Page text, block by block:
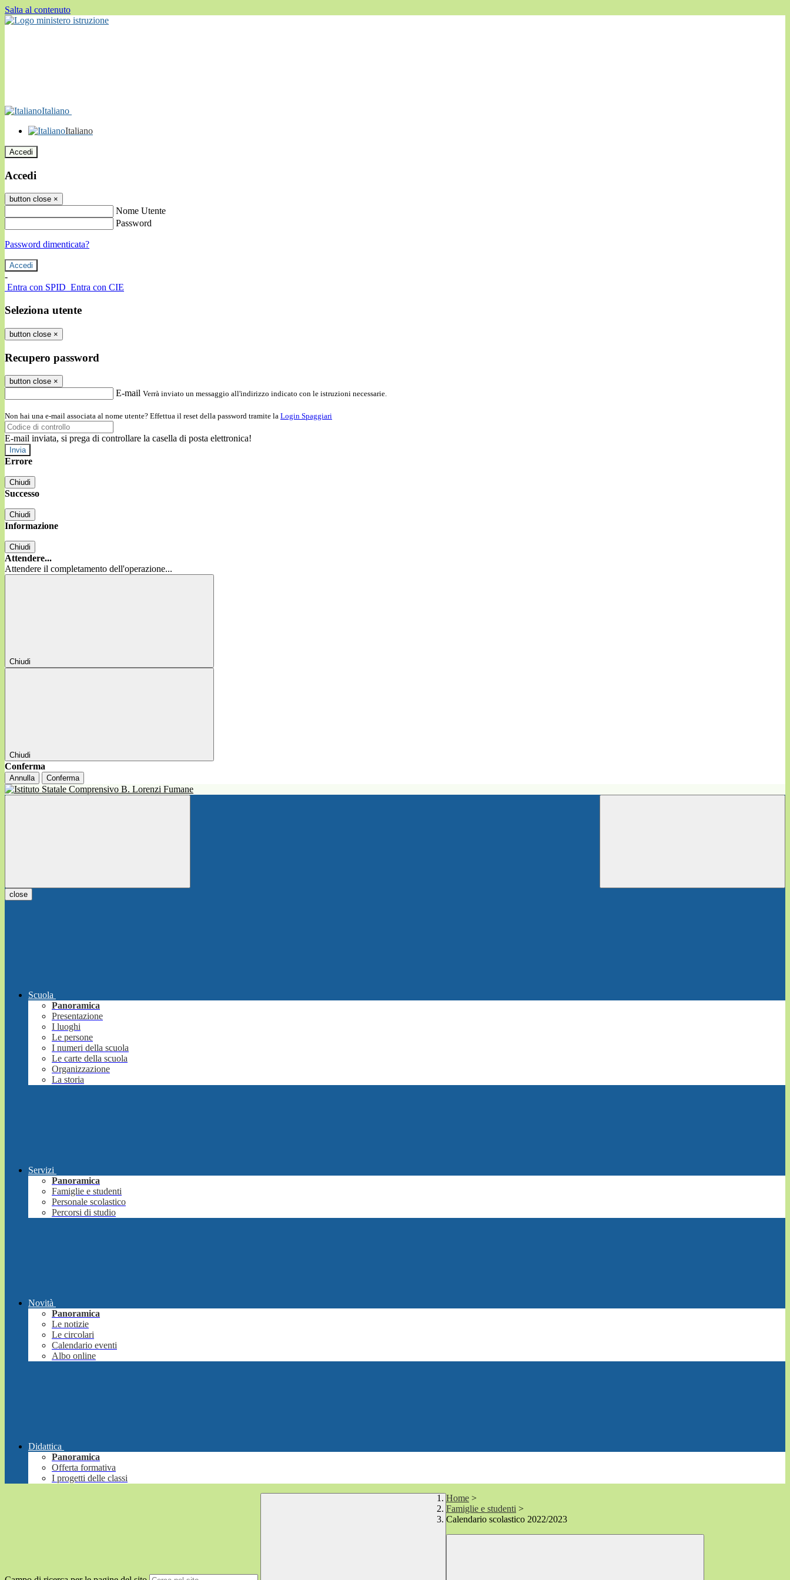
Salta al contenuto
Italiano
Italiano
Accedi
Accedi
button close ×
Nome Utente
Password
Password dimenticata?
-
Entra con SPID Entra con CIE
Seleziona utente
button close ×
Recupero password
button close ×
E-mail Verrà inviato un messaggio all'indirizzo indicato con le istruzioni necessarie.
Non hai una e-mail associata al nome utente? Effettua il reset della password tramite la Login Spaggiari
E-mail inviata, si prega di controllare la casella di posta elettronica!
Errore
Chiudi
Successo
Chiudi
Informazione
Chiudi
Attendere...
Attendere il completamento dell'operazione...
Chiudi
Chiudi
Conferma
Annulla Conferma
close
Scuola
Panoramica
Presentazione
I luoghi
Le persone
I numeri della scuola
Le carte della scuola
Organizzazione
La storia
Servizi
Panoramica
Famiglie e studenti
Personale scolastico
Percorsi di studio
Novità
Panoramica
Le notizie
Le circolari
Calendario eventi
Albo online
Didattica
Panoramica
Offerta formativa
I progetti delle classi
Home >
Famiglie e studenti >
Calendario scolastico 2022/2023